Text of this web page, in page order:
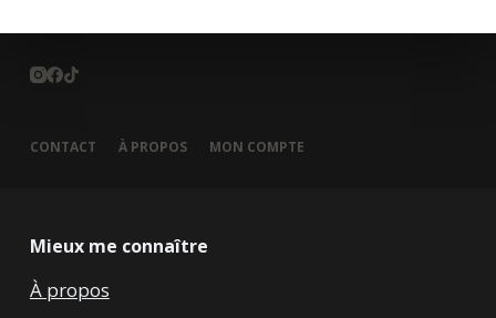
CONTACT À PROPOS MON COMPTE
Mieux me connaître
À propos